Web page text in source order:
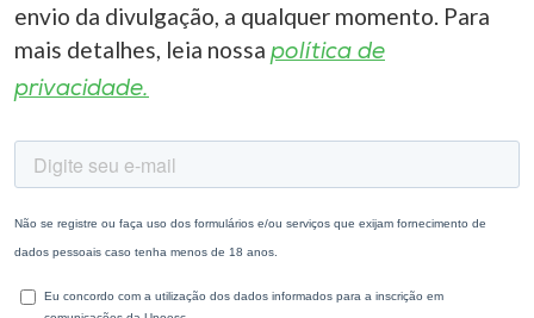
envio da divulgação, a qualquer momento. Para
mais detalhes, leia nossa política de
privacidade.